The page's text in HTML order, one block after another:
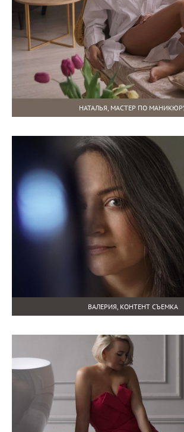
НАТАЛЬЯ, МАСТЕР ПО
ВАЛЕРИЯ, КОНТЕНТ СЪЕМКА